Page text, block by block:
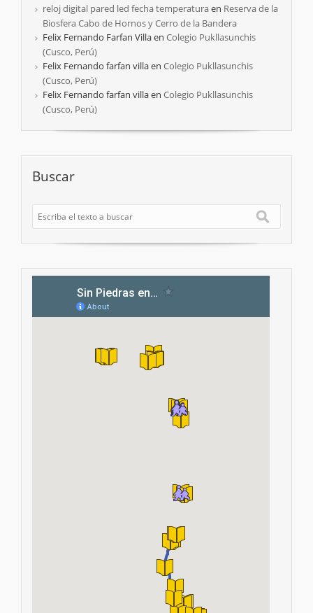
reloj digital pared led fecha temperaturaen Reserva de la
Biosfera Cabo de Hornos y Cerro de la Bandera
Felix Fernando Farfan Villaen Colegio Pukllasunchis
(Cusco, Perú)
Felix Fernando farfan villaen Colegio Pukllasunchis
(Cusco, Perú)
Felix Fernando farfan villaen Colegio Pukllasunchis
(Cusco, Perú)
Buscar